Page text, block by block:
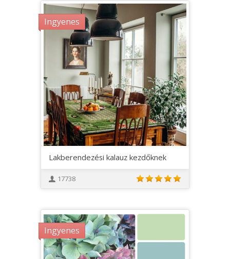
Ingyenes
Lakberendezési kalauz kezdőknek
17738
Ingyenes